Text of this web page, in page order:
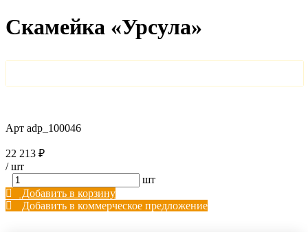
Скамейка «Урсула»
Арт adp_100046
22 213 ₽
/шт
шт
Добавить в корзину
Добавить в коммерческое предложение